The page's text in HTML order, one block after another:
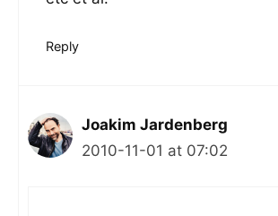
Reply
Joakim Jardenberg
2010-11-01 at 07:02